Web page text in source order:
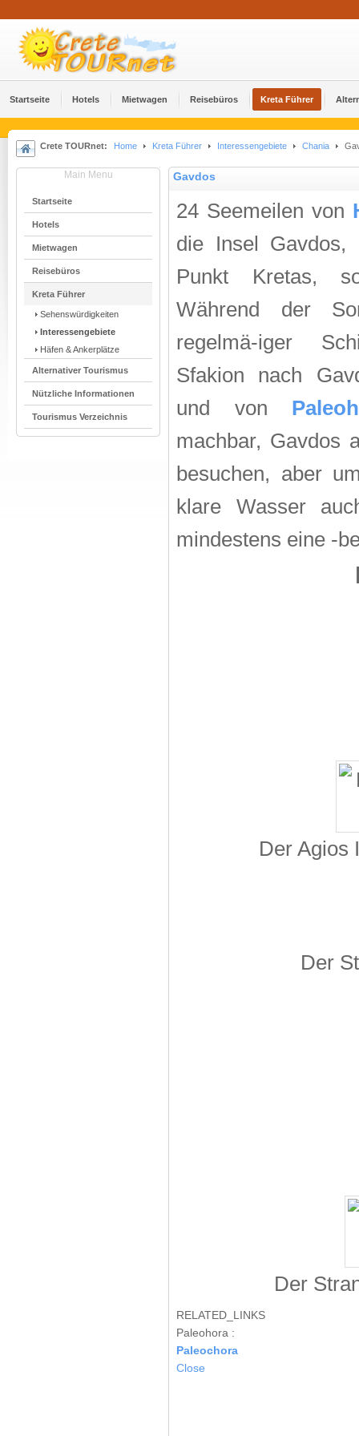
Startseite Hotels Mietwagen Reisebüros Kreta Führer
Crete TOURnet: Home Kreta Führer Interessengebiete Chania
Main Menu
Startseite
Hotels
Mietwagen
Reisebüros
Kreta Führer
Sehenswürdigkeiten
Interessengebiete
Häfen & Ankerplätze
Alternativer Tourismus
Nützliche Informationen
Tourismus Verzeichnis
Gavdos
24 Seemeilen von
die Insel Gavdos,
Punkt Kretas,
Während der
regelmä-iger
Sfakion nach
und von
machbar, Gavdos
besuchen, aber
klare Wasser
mindestens eine -
Der Agios
Der
Der
RELATED_LINKS
Paleohora :
Paleochora
Close